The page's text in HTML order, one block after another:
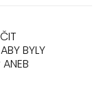
BYLY